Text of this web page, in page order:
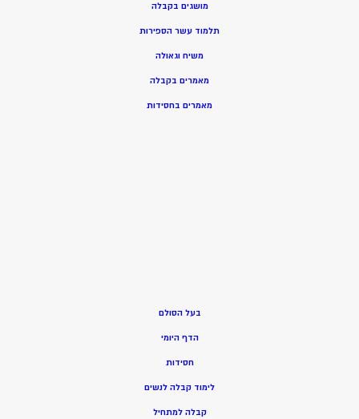
מושגים בקבלה
תלמוד עשר הספירות
משיח וגאולה
מאמרים בקבלה
מאמרים בחסידות
בעל הסולם
הדף היומי
חסידות
לימוד קבלה לנשים
קבלה למתחיל